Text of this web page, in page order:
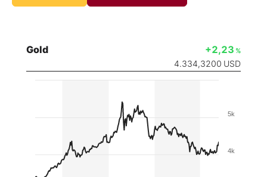
Gold +2,23 %
4.334,3200 USD
4k
5k